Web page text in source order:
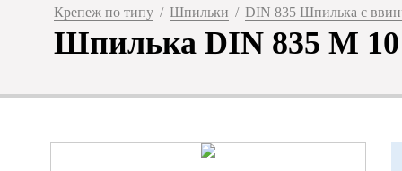
Крепеж по типу / Шпильки / DIN 835 Шпилька с
Шпилька DIN 835 M